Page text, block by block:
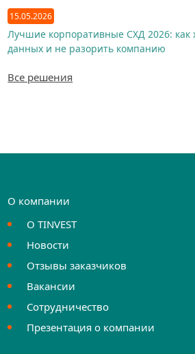
15.05.2026
Лучшие корпоративные СХД 2026: как
данных и не разорить компанию
Все решения
О компании
О TINVEST
Новости
Отзывы заказчиков
Вакансии
Сотрудничество
Презентация о компании